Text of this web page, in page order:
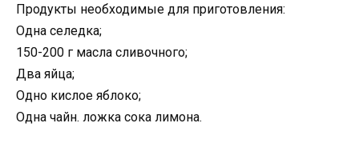
Продукты необходимые для приготовления:
Одна селедка;
150-200 г масла сливочного;
Два яйца;
Одно кислое яблоко;
Одна чайн. ложка сока лимона.